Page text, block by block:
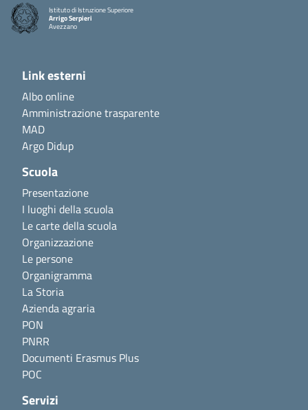
Istituto di Istruzione Superiore
Arrigo Serpieri
Avezzano
Link esterni
Albo online
Amministrazione trasparente
MAD
Argo Didup
Scuola
Presentazione
I luoghi della scuola
Le carte della scuola
Organizzazione
Le persone
Organigramma
La Storia
Azienda agraria
PON
PNRR
Documenti Erasmus Plus
POC
Servizi